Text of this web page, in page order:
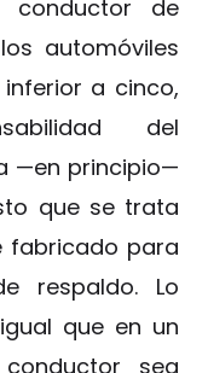
conductor de
automóviles
a cinco,
del
—en principio—
que se trata
fabricado para
respaldo. Lo
que en un
sea